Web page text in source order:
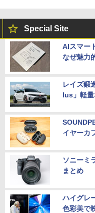
Special Site
AIスマー
なぜ魅力
レイズ鍛
lus」軽量
イヤーカ
ソニーミ
まとめ
ハイグレ
色彩美で